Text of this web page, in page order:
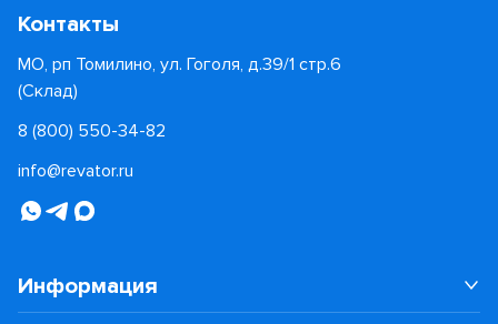
Контакты
МО, рп Томилино, ул. Гоголя, д.39/1 стр.6
(Склад)
8 (800) 550-34-82
info@revator.ru
Информация